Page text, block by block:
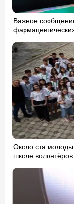
Важное
Около ста
школе волонтёров